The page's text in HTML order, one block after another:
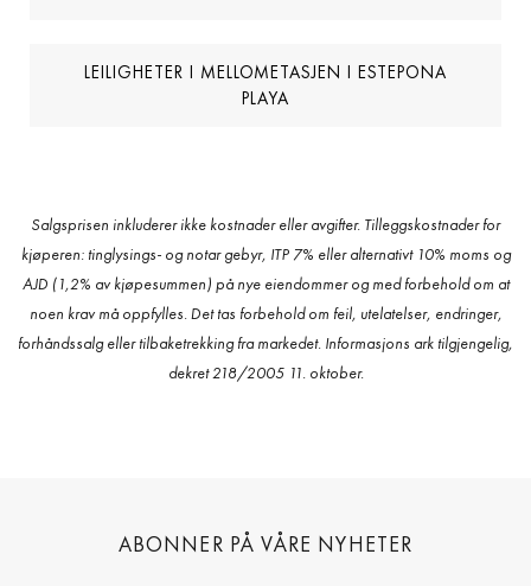
LEILIGHETER I MELLOMETASJEN I ESTEPONA
PLAYA
Salgsprisen inkluderer ikke kostnader eller avgifter. Tilleggskostnader for
kjøperen: tinglysings- og notar gebyr, ITP 7% eller alternativt 10% moms og
AJD (1,2% av kjøpesummen) på nye eiendommer og med forbehold om at
noen krav må oppfylles. Det tas forbehold om feil, utelatelser, endringer,
forhåndssalg eller tilbaketrekking fra markedet. Informasjons ark tilgjengelig,
dekret 218/2005 11. oktober.
ABONNER PÅ VÅRE NYHETER